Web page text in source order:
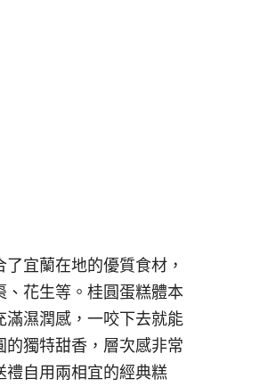
了宜蘭在地的優質食材，
、花生等。桂圓蛋糕體本
滿濕潤感，一咬下去就能
的獨特甜香，層次感非常
禮自用兩相宜的經典糕